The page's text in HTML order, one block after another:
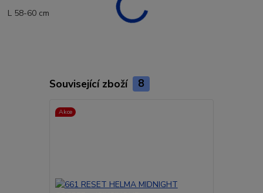
L 58-60 cm
Související zboží 8
Akce